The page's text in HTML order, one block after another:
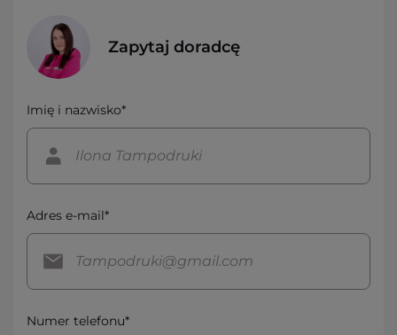
Zapytaj doradcę
Imię i nazwisko*
Adres e-mail*
Numer telefonu*